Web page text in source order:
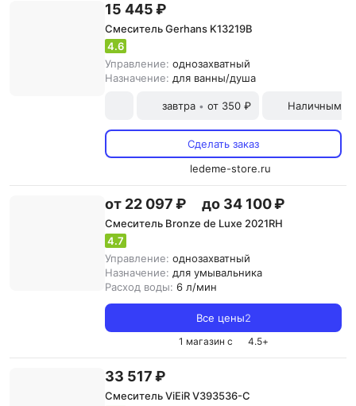
15 445 ₽
Смеситель Gerhans K13219B
4.6
Управление: однозахватный
Назначение: для ванны/душа
завтра • от 350 ₽ Наличными
Сделать заказ
ledeme-store.ru
от 22 097 ₽ до 34 100 ₽
Смеситель Bronze de Luxe 2021RH
4.7
Управление: однозахватный
Назначение: для умывальника
Расход воды: 6 л/мин
Все цены2
1 магазин с 4.5+
33 517 ₽
Смеситель ViEiR V393536-C